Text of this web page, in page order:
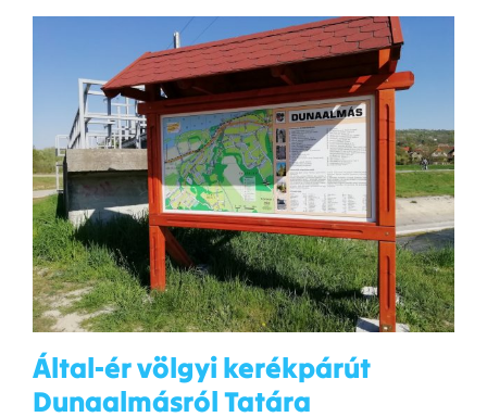
Által-ér völgyi kerékpárút
Dunaalmásról Tatára